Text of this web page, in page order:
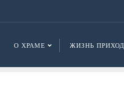
О ХРАМЕ ЖИЗНЬ